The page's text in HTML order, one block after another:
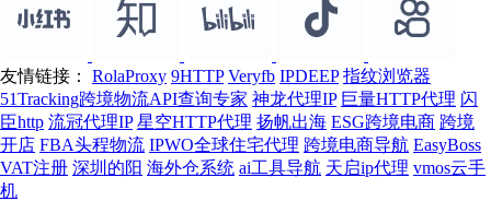
友情链接： RolaProxy 9HTTP Veryfb IPDEEP 指纹浏览器
51Tracking跨境物流API查询专家 神龙代理IP 巨量HTTP代理 闪
臣http 流冠代理IP 星空HTTP代理 扬帆出海 ESG跨境电商 跨境
开店 FBA头程物流 IPWO全球住宅代理 跨境电商导航 EasyBoss
VAT注册 深圳的阳 海外仓系统 ai工具导航 天启ip代理 vmos云手
机